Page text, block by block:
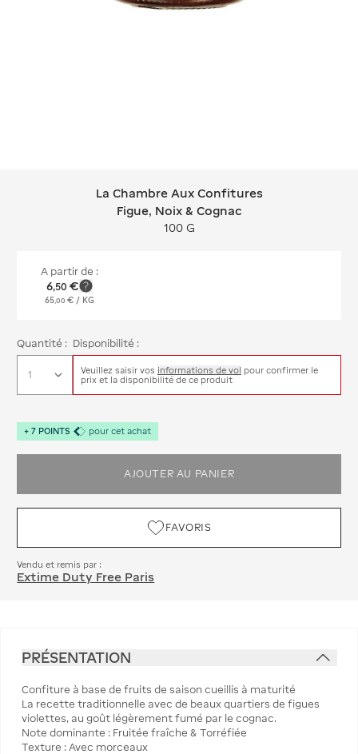
La Chambre Aux Confitures Figue,
La Chambre Aux Confitures
Figue, Noix & Cognac
100 G
A partir de :
6,50 €
65,00 € / KG
Quantité : Disponibilité :
Veuillez saisir vos informations de vol pour confirmer le
prix et la disponibilité de ce produit
+ 7 POINTS pour cet achat
AJOUTER AU PANIER
FAVORIS
Vendu et remis par :
Extime Duty Free Paris
PRÉSENTATION
Confiture à base de fruits de saison cueillis à maturité
La recette traditionnelle avec de beaux quartiers de figues
violettes, au goût légèrement fumé par le cognac.
Note dominante : Fruitée fraîche & Torréfiée
Texture : Avec morceaux